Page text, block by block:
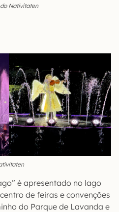
Nativitaten
é apresentado no lago
de feiras e convenções
do Parque de Lavanda e